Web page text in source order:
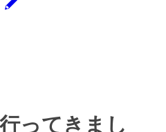
ってきまし